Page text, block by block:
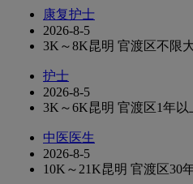
康复护士
2026-8-5
3K～8K昆明 官渡区不限
护士
2026-8-5
3K～6K昆明 官渡区1年以
中医医生
2026-8-5
10K～21K昆明 官渡区30